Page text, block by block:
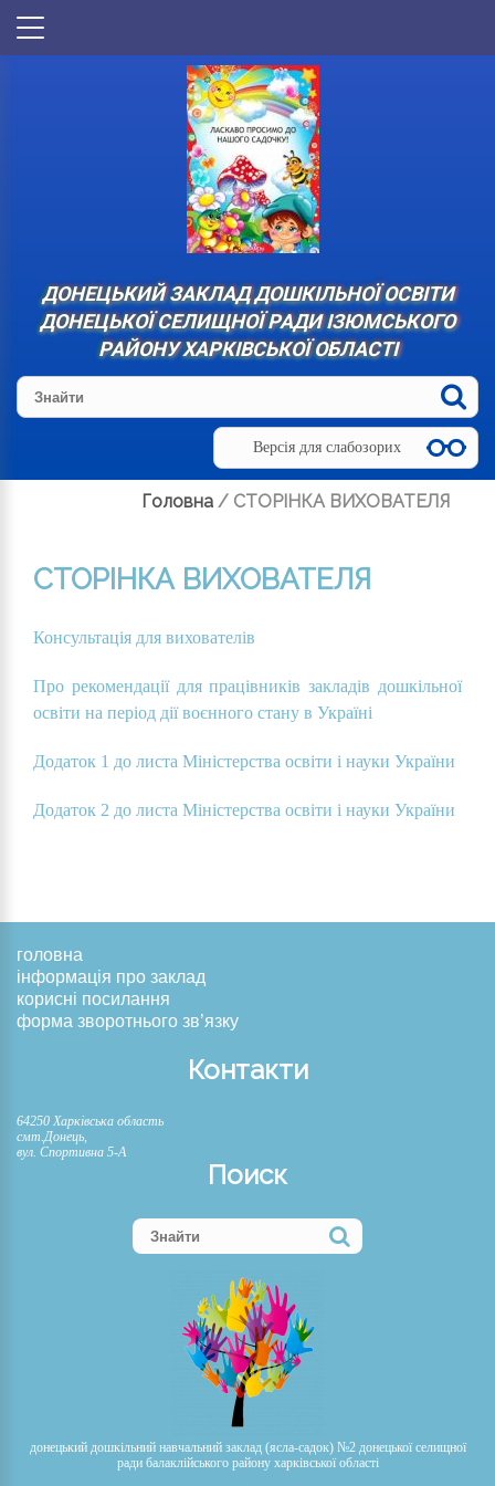
ДОНЕЦЬКИЙ ЗАКЛАД ДОШКІЛЬНОЇ ОСВІТИ
ДОНЕЦЬКОЇ СЕЛИЩНОЇ РАДИ ІЗЮМСЬКОГО
РАЙОНУ ХАРКІВСЬКОЇ ОБЛАСТІ
Версія для слабозорих
Головна / СТОРІНКА ВИХОВАТЕЛЯ
СТОРІНКА ВИХОВАТЕЛЯ
Консультація для вихователів
Про рекомендації для працівників закладів дошкільної
освіти на період дії воєнного стану в Україні
Додаток 1 до листа Міністерства освіти і науки України
Додаток 2 до листа Міністерства освіти і науки України
донецький дошкільний навчальний заклад (ясла-садок) №2 донецької селищної
ради балаклійського району харківської області
головна
інформація про заклад
корисні посилання
форма зворотнього зв’язку
Контакти
64250 Харківська область
смт.Донець,
вул. Спортивна 5-А
Поиск